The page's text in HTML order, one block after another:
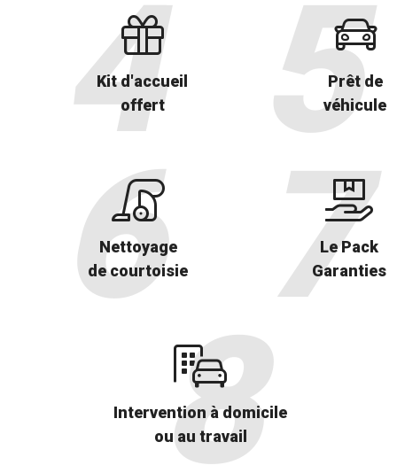
Kit d'accueil
offert
Prêt de
véhicule
Nettoyage
de courtoisie
Le Pack
Garanties
Intervention à domicile
ou au travail